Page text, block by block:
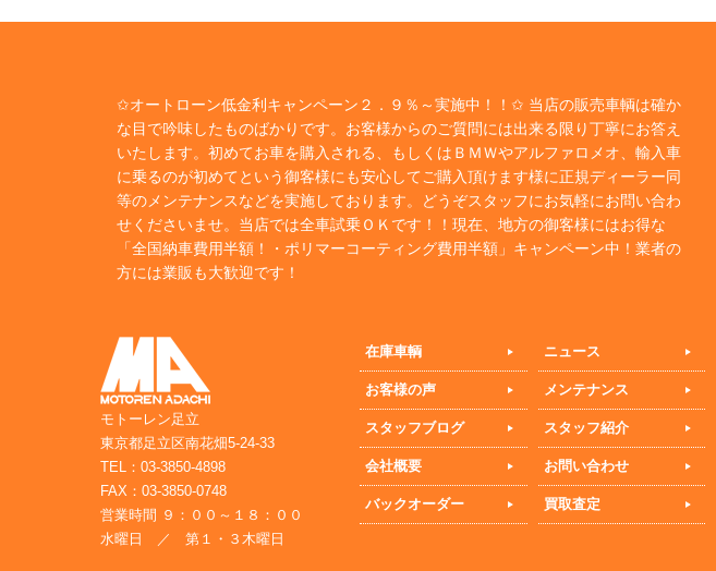
✩オートローン低金利キャンペーン２．９％～実施中！！✩ 当店の販売車輌は確か
な目で吟味したものばかりです。お客様からのご質問には出来る限り丁寧にお答え
いたします。初めてお車を購入される、もしくはＢＭＷやアルファロメオ、輸入車
に乗るのが初めてという御客様にも安心してご購入頂けます様に正規ディーラー同
等のメンテナンスなどを実施しております。どうぞスタッフにお気軽にお問い合わ
せくださいませ。当店では全車試乗ＯＫです！！現在、地方の御客様にはお得な
「全国納車費用半額！・ポリマーコーティング費用半額」キャンペーン中！業者の
方には業販も大歓迎です！
モトーレン足立
東京都足立区南花畑5-24-33
TEL：03-3850-4898
FAX：03-3850-0748
営業時間 ９：００～１８：００
水曜日 ／ 第１・３木曜日
在庫車輌 ニュース
お客様の声 メンテナンス
スタッフブログ スタッフ紹介
会社概要 お問い合わせ
バックオーダー 買取査定